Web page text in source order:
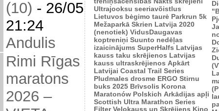
(10) - 26/05
21:24
Andulis
Rimi Rīgas
maratons
2026 –
Ultrajooksu seeriavõistlus
Lietuvos bėgimo taurė Parkrun 5k
Mežaparkā Skrien Latvija 2020
(nenotiek) VidusDaugavas
koptreniņi Suunto nedēļas
izaicinājums SuperHalfs Latvijas
kauss taku skrējienos Latvijas
kauss ultraskrējienos Apkārt
Latvijai Coastal Trail Series
Pludmales drosme ERGO Stirnu
buks 2025 Brīvsolis Korona
Maratonów Polskich Arkādijas apļi
Scottish Ultra Marathon Series
Filter Velokauss un Skrējiens Kino